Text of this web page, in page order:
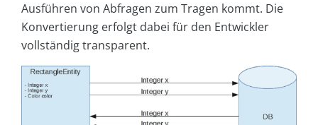
Ausführen von Abfragen zum Tragen kommt. Die
Konvertierung erfolgt dabei für den Entwickler
vollständig transparent.